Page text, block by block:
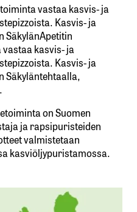
vastaa kasvis- ja
Kasvis- ja
SäkylänApetitin
kasvis- ja
Kasvis- ja
Säkyläntehtaalla,
on Suomen
ja rapsipuristeiden
valmistetaan
kasviöljypuristamossa.